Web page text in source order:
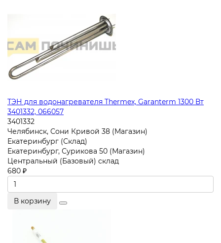
ТЭН для водонагревателя Thermex, Garanterm 1300 Вт
3401332, 066057
3401332
Челябинск, Сони Кривой 38 (Магазин)
Екатеринбург (Склад)
Екатеринбург, Сурикова 50 (Магазин)
Центральный (Базовый) склад
680 ₽
В корзину